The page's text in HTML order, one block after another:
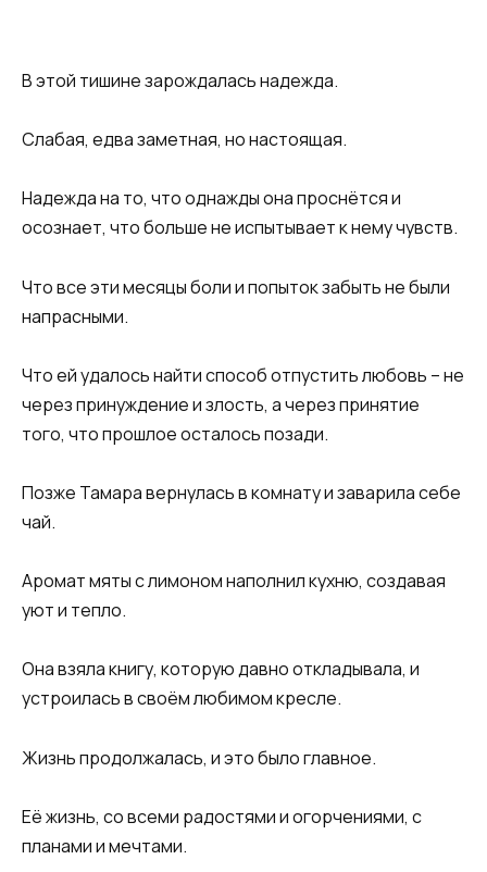
В этой тишине зарождалась надежда.
Слабая, едва заметная, но настоящая.
Надежда на то, что однажды она проснётся и
осознает, что больше не испытывает к нему чувств.
Что все эти месяцы боли и попыток забыть не были
напрасными.
Что ей удалось найти способ отпустить любовь – не
через принуждение и злость, а через принятие
того, что прошлое осталось позади.
Позже Тамара вернулась в комнату и заварила себе
чай.
Аромат мяты с лимоном наполнил кухню, создавая
уют и тепло.
Она взяла книгу, которую давно откладывала, и
устроилась в своём любимом кресле.
Жизнь продолжалась, и это было главное.
Её жизнь, со всеми радостями и огорчениями, с
планами и мечтами.